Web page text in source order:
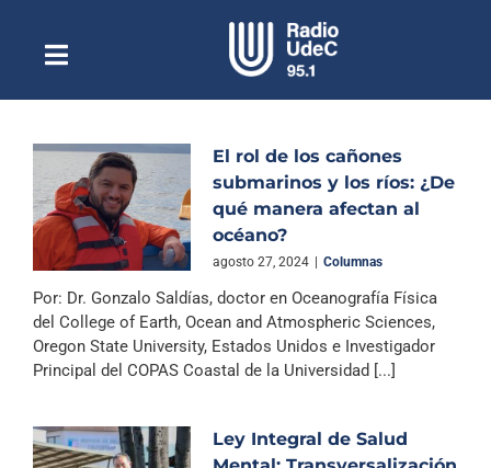
contenidoToggle
NavigationEscuchar Radio UdeC en vivo
Quiénes Somos
Programación
Podcast
Reportajes
Columnas
Especiales
El rol de los cañones
submarinos y los ríos: ¿De
qué manera afectan al
océano?
agosto 27, 2024 Columnas
Por: Dr. Gonzalo Saldías, doctor en Oceanografía Física
del College of Earth, Ocean and Atmospheric Sciences,
Oregon State University, Estados Unidos e Investigador
Principal del COPAS Coastal de la Universidad [...]
Ley Integral de Salud